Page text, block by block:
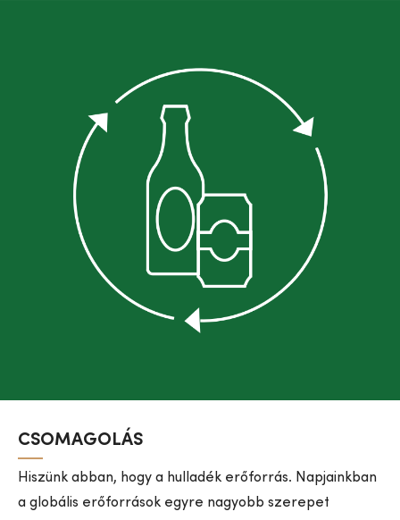
CSOMAGOLÁS
Hiszünk abban, hogy a hulladék erőforrás. Napjainkban
a globális erőforrások egyre nagyobb szerepet